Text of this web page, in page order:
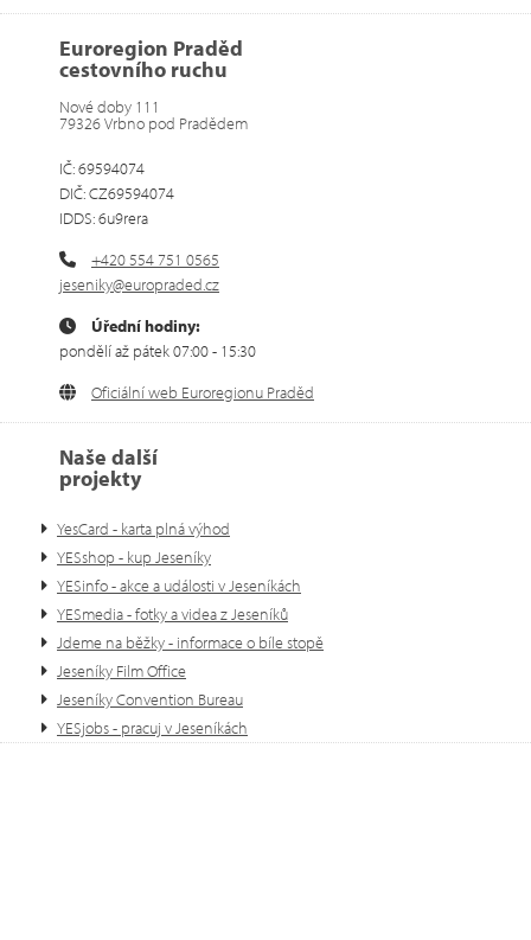
Euroregion Praděd
cestovního ruchu
Nové doby 111
79326 Vrbno pod Pradědem
IČ: 69594074
DIČ: CZ69594074
IDDS: 6u9rera
+420 554 751 0565
jeseniky@europraded.cz
Úřední hodiny:
pondělí až pátek 07:00 - 15:30
Oficiální web Euroregionu Praděd
Naše další
projekty
YesCard - karta plná výhod
YESshop - kup Jeseníky
YESinfo - akce a události v Jeseníkách
YESmedia - fotky a videa z Jeseníků
Jdeme na běžky - informace o bíle stopě
Jeseníky Film Office
Jeseníky Convention Bureau
YESjobs - pracuj v Jeseníkách